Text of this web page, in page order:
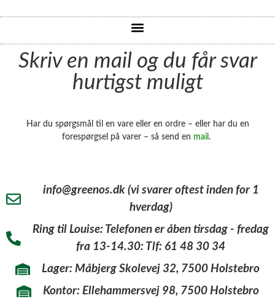
Skriv en mail og du får svar
hurtigst muligt
Har du spørgsmål til en vare eller en ordre – eller har du en
forespørgsel på varer – så send en mail .
info@greenos.dk (vi svarer oftest inden for 1
hverdag)
Ring til Louise: Telefonen er åben tirsdag - fredag
fra 13-14.30: Tlf: 61 48 30 34
Lager: Måbjerg Skolevej 32, 7500 Holstebro
Kontor: Ellehammersvej 98, 7500 Holstebro